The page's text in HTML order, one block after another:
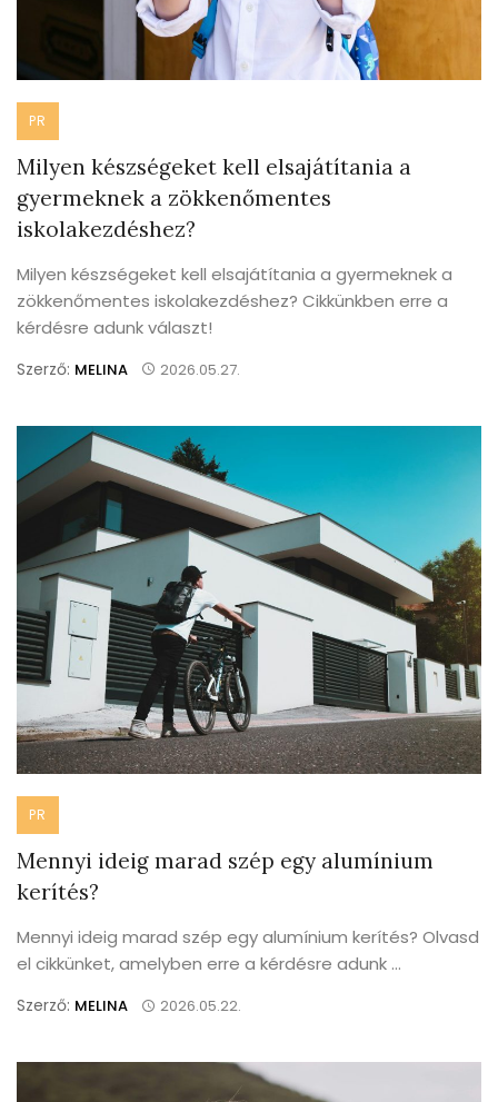
PR
Milyen készségeket kell elsajátítania a
gyermeknek a zökkenőmentes
iskolakezdéshez?
Milyen készségeket kell elsajátítania a gyermeknek a
zökkenőmentes iskolakezdéshez? Cikkünkben erre a
kérdésre adunk választ!
Szerző: MELINA 2026.05.27.
PR
Mennyi ideig marad szép egy alumínium
kerítés?
Mennyi ideig marad szép egy alumínium kerítés? Olvasd
el cikkünket, amelyben erre a kérdésre adunk ...
Szerző: MELINA 2026.05.22.